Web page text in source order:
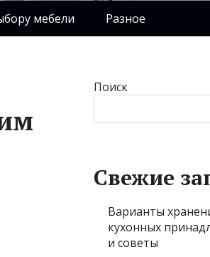
мебели Разное
Поиск
Свежие
Варианты
кухонных
и советы